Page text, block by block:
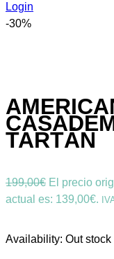
Login
-30%
TARTÁN
199,00€ El precio
actual es: 139,00€.
Availability: Out stock